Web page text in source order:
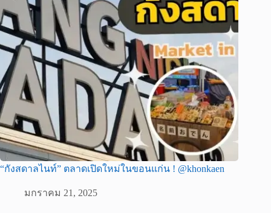
“กังสดาลไนท์” ตลาดเปิดใหม่ในขอนแก่น ! @khonkaen
มกราคม 21, 2025